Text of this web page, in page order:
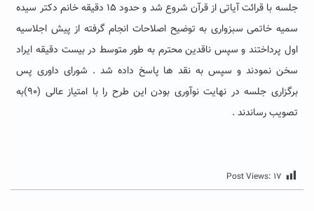
جلسه با قرائت آیاتی از قرآن شروع شد و حدود ۱۵ دقیقه خانم دکتر سیده
سمیه خاتمی سبزواری به توضیح اصلاحات انجام گرفته از پیش اجلاسیه
اول پرداختند و سپس ناقدین محترم به طور متوسط در بیست دقیقه ایراد
سخن نمودند و سپس به نقد ها پاسخ داده شد . شورای داوری پس
برگزاری جلسه در نهایت نوآوری بودن این طرح را با امتیاز عالی (۹۰)به
تصویب رساندند .
Post Views: ۱۷